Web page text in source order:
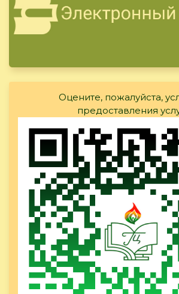
Оцените, пожалуйста,
предоставления